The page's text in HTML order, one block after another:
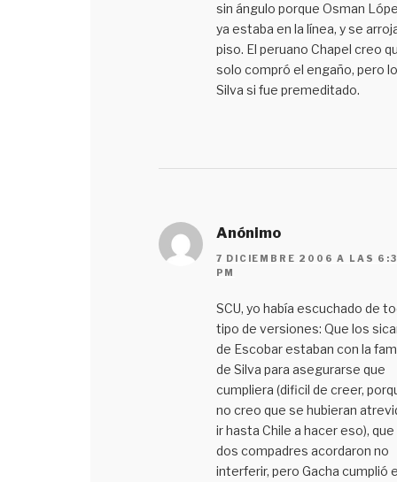
sin ángulo porque Osman
ya estaba en la línea, y se
piso. El peruano Chapel creo
solo compró el engaño, pero
Silva si fue premeditado.
Anónimo
7 DICIEMBRE 2006 A LAS
PM
SCU, yo había escuchado de
tipo de versiones: Que los
de Escobar estaban con la
de Silva para asegurarse que
cumpliera (dificil de creer,
no creo que se hubieran
ir hasta Chile a hacer eso),
dos compadres acordaron no
interferir, pero Gacha cumplió